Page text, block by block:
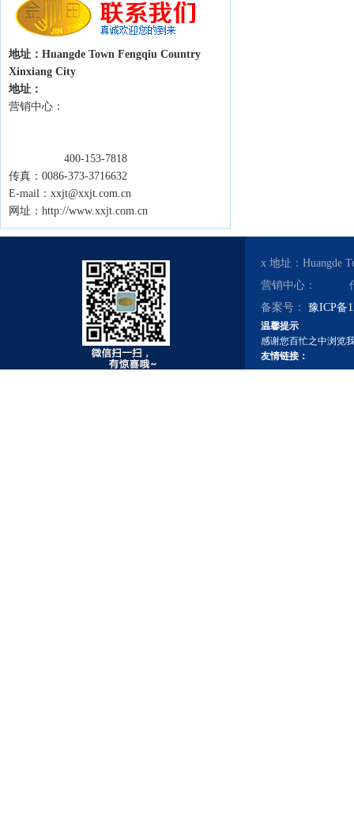
地址：Huangde Town Fengqiu Country
Xinxiang City
地址：
营销中心：
400-153-7818
传真：0086-373-3716632
E-mail：xxjt@xxjt.com.cn
网址：http://www.xxjt.com.cn
x 地址：Huangde
营销中心： 传真
备案号： 豫ICP备
温馨提示
感谢您百忙之中浏览
友情链接：